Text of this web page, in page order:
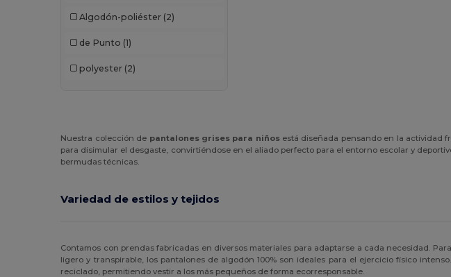
Algodón-poliéster (2)
de Punto (1)
polyester (2)
Nuestra colección de pantalones grises para niñosestá diseñada pensando en la actividad
para disimular el desgaste, convirtiéndose en el aliado perfecto para el entorno escolar y
bermudas técnicas.
Variedad de estilos y tejidos
Contamos con prendas fabricadas en diversos materiales para adaptarse a cada necesidad.
ligero y transpirable, los pantalones de algodón 100% son ideales para el ejercicio físico
reciclado, permitiendo vestir a los más pequeños de forma ecorresponsable.